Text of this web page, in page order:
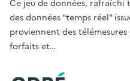
Ce jeu de données, rafraîchi
des données "temps réel"
proviennent des
forfaits et…